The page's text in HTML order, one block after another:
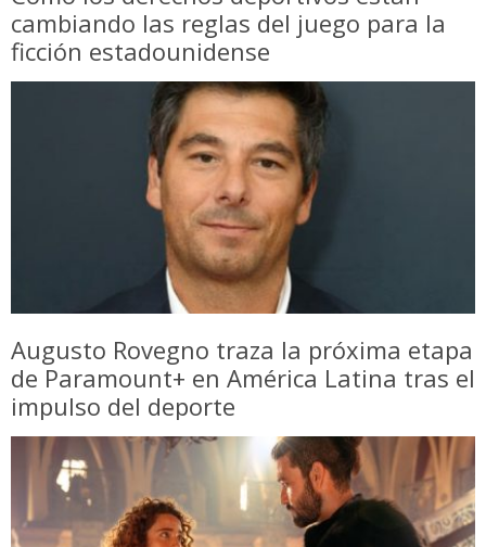
cambiando las reglas del juego para la
ficción estadounidense
Augusto Rovegno traza la próxima etapa
de Paramount+ en América Latina tras el
impulso del deporte